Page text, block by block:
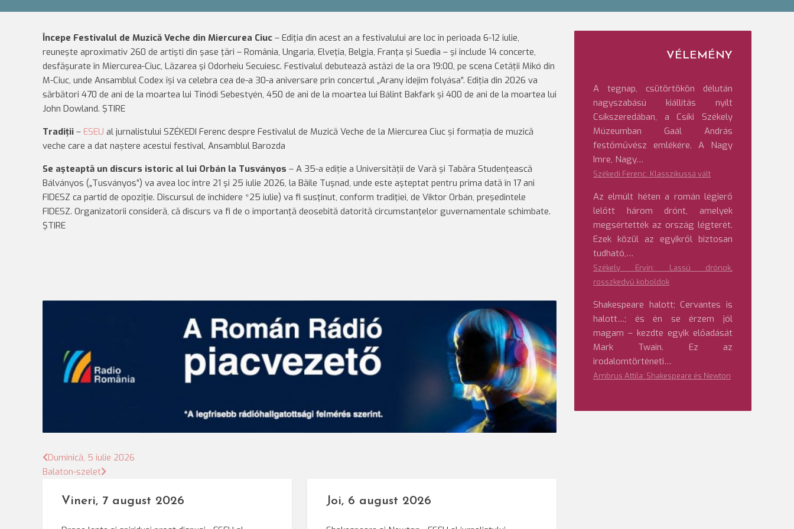
Începe Festivalul de Muzică Veche din Miercurea Ciuc – Ediţia din acest an a festivalului are loc în perioada 6-12 iulie,
reuneşte aproximativ 260 de artişti din şase ţări – România, Ungaria, Elveţia, Belgia, Franţa şi Suedia – şi include 14 concerte,
desfăşurate în Miercurea-Ciuc, Lăzarea şi Odorheiu Secuiesc. Festivalul debutează astăzi de la ora 19:00, pe scena Cetății Mikó din
M-Ciuc, unde Ansamblul Codex își va celebra cea de-a 30-a aniversare prin concertul „Arany idejim folyása”. Ediția din 2026 va
sărbători 470 de ani de la moartea lui Tinódi Sebestyén, 450 de ani de la moartea lui Bálint Bakfark și 400 de ani de la moartea lui
John Dowland. ȘTIRE
Tradiții – ESEU al jurnalistului SZÉKEDI Ferenc despre Festivalul de Muzică Veche de la Miercurea Ciuc și formația de muzică
veche care a dat naștere acestui festival, Ansamblul Barozda
Se aşteaptă un discurs istoric al lui Orbán la Tusványos – A 35-a ediție a Universității de Vară şi Tabăra Studenţească
Bálványos („Tusványos”) va avea loc între 21 şi 25 iulie 2026, la Băile Tuşnad, unde este aşteptat pentru prima dată în 17 ani
FIDESZ ca partid de opoziţie. Discursul de închidere *25 iulie) va fi susţinut, conform tradiţiei, de Viktor Orbán, preşedintele
FIDESZ. Organizatorii consideră, că discurs va fi de o importanţă deosebită datorită circumstanţelor guvernamentale schimbate.
ȘTIRE
Bejegyzés
navigáció
Duminică, 5 iulie 2026
Balaton-szelet
Vineri, 7 august 2026 Joi, 6 august 2026
VÉLEMÉNY
A tegnap, csütörtökön délután
nagyszabású kiállítás nyílt
Csíkszeredában, a Csíki Székely
Múzeumban Gaál András
festőművész emlékére. A Nagy
Imre, Nagy…
Székedi Ferenc: Klasszikussá vált
Az elmúlt héten a román légierő
lelőtt három drónt, amelyek
megsértették az ország légterét.
Ezek közül az egyikről biztosan
tudható,…
Székely Ervin: Lassú drónok,
rosszkedvű koboldok
Shakespeare halott; Cervantes is
halott…; és én se érzem jól
magam – kezdte egyik előadását
Mark Twain. Ez az
irodalomtörténeti…
Ambrus Attila: Shakespeare és Newton